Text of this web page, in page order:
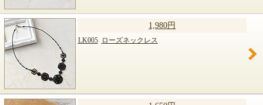
1,980円
LK005 ローズネックレス